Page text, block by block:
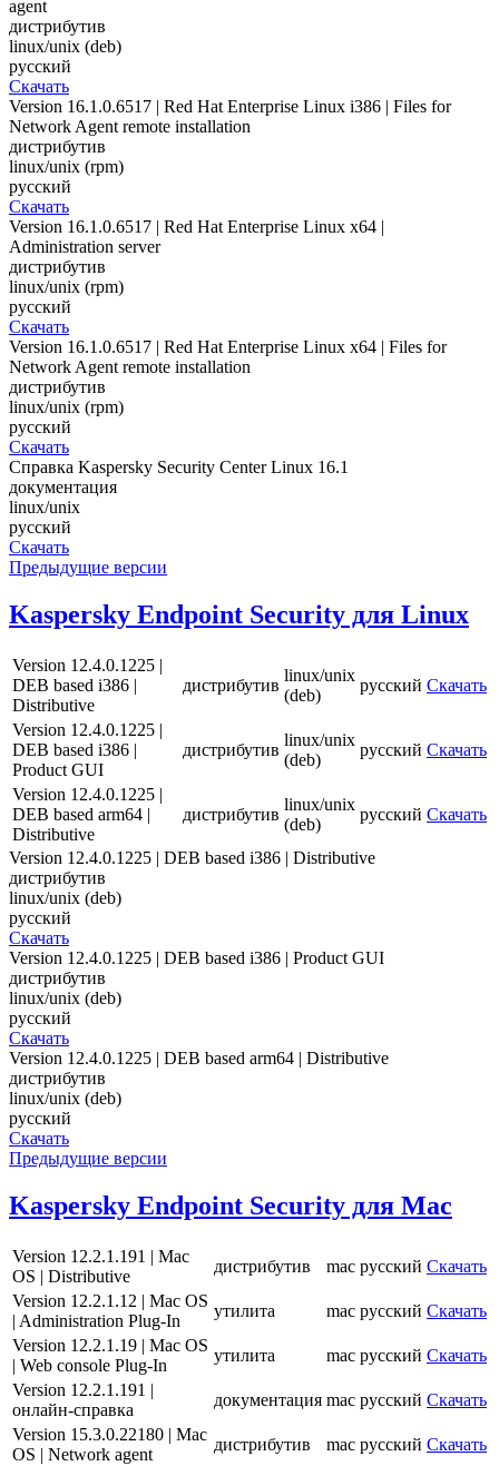
agent
дистрибутив
linux/unix (deb)
русский
Скачать
Version 16.1.0.6517 | Red Hat Enterprise Linux i386 | Files for
Network Agent remote installation
дистрибутив
linux/unix (rpm)
русский
Скачать
Version 16.1.0.6517 | Red Hat Enterprise Linux x64 |
Administration server
дистрибутив
linux/unix (rpm)
русский
Скачать
Version 16.1.0.6517 | Red Hat Enterprise Linux x64 | Files for
Network Agent remote installation
дистрибутив
linux/unix (rpm)
русский
Скачать
Справка Kaspersky Security Center Linux 16.1
документация
linux/unix
русский
Скачать
Предыдущие версии
Kaspersky Endpoint Security для Linux
Version 12.4.0.1225 |
DEB based i386 |
Distributive
дистрибутив
linux/unix
(deb)
русский Скачать
Version 12.4.0.1225 |
DEB based i386 |
Product GUI
дистрибутив
linux/unix
(deb)
русский Скачать
Version 12.4.0.1225 |
DEB based arm64 |
Distributive
дистрибутив
linux/unix
(deb)
русский Скачать
Version 12.4.0.1225 | DEB based i386 | Distributive
дистрибутив
linux/unix (deb)
русский
Скачать
Version 12.4.0.1225 | DEB based i386 | Product GUI
дистрибутив
linux/unix (deb)
русский
Скачать
Version 12.4.0.1225 | DEB based arm64 | Distributive
дистрибутив
linux/unix (deb)
русский
Скачать
Предыдущие версии
Kaspersky Endpoint Security для Mac
Version 12.2.1.191 | Mac
OS | Distributive
дистрибутив mac русский Скачать
Version 12.2.1.12 | Mac OS
| Administration Plug-In
утилита mac русский Скачать
Version 12.2.1.19 | Mac OS
| Web console Plug-In
утилита mac русский Скачать
Version 12.2.1.191 |
онлайн-справка
документация mac русский Скачать
Version 15.3.0.22180 | Mac
OS | Network agent
дистрибутив mac русский Скачать